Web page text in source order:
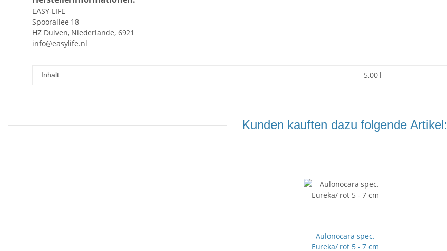
EASY-LIFE
Spoorallee 18
HZ Duiven, Niederlande, 6921
info@easylife.nl
Inhalt: 5,00 l
Kunden kauften dazu folgende Artikel:
Aulonocara spec.
Eureka/ rot 5 - 7 cm